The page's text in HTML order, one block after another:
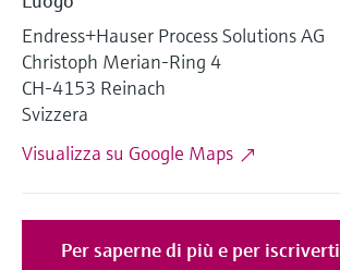
Accesso a Device Viewer
Trova informazioni e documentazione
specifiche sul prodotto
Trova i ricambi giusti
ordine o numero di serie
microonde
Misura del livello tramite la misura
della pressione
Visualizza tutti
microonde
Memosens technology
Visualizza tutti
dell'eccellenza operativa e dei
modelli decisionali
Endress+Hauser Process Solutions AG
Christoph Merian-Ring 4
CH-4153 Reinach
Svizzera
Visualizza su Google Maps
Per saperne di più e per iscriverti